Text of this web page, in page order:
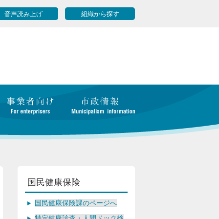
音声読み上げ 組織から探す
国民健康保険
国民健康保険課のページへ